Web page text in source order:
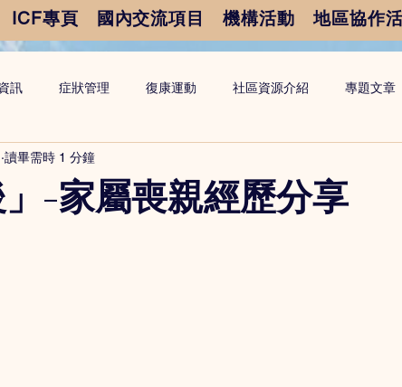
ICF專頁 國內交流項目 機構活動 地區協作
訊 症狀管理 復康運動 社區資源介紹 專題文章
」-家屬喪親經歷分享
讀畢需時 1 分鐘